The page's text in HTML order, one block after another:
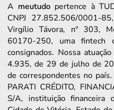
A meutudopertence à
CNPJ 27.852.506/0001-
Virgílio Távora, nº 303,
60170-250, uma fintech
consignados. Nossa
4.935, de 29 de julho de
de correspondentes no
PARATI CRÉDITO,
S/A, instituição financeira